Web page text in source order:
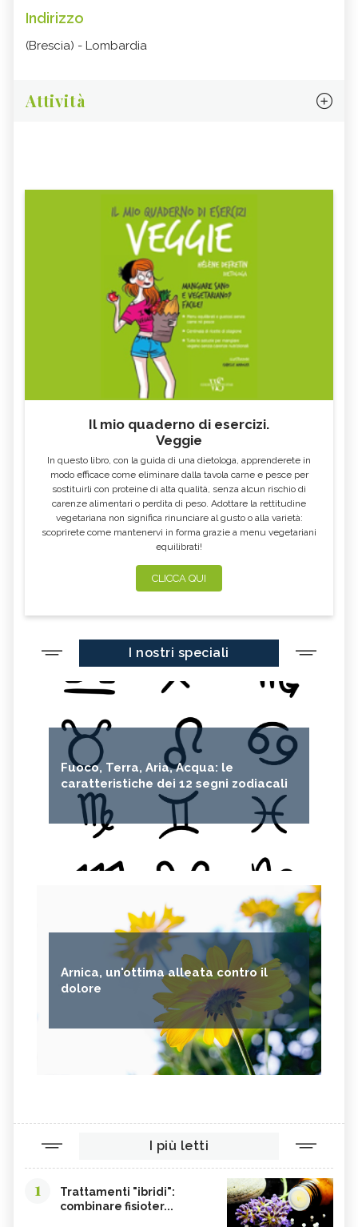
Indirizzo
(Brescia) - Lombardia
Attività
Il mio quaderno di esercizi.
Veggie
In questo libro, con la guida di una dietologa, apprenderete in
modo efficace come eliminare dalla tavola carne e pesce per
sostituirli con proteine di alta qualità, senza alcun rischio di
carenze alimentari o perdita di peso. Adottare la rettitudine
vegetariana non significa rinunciare al gusto o alla varietà:
scoprirete come mantenervi in forma grazie a menu vegetariani
equilibrati!
CLICCA QUI
I nostri speciali
Fuoco, Terra, Aria, Acqua: le
caratteristiche dei 12 segni zodiacali
Arnica, un'ottima alleata contro il
dolore
I più letti
1
Trattamenti "ibridi":
combinare fisioter...